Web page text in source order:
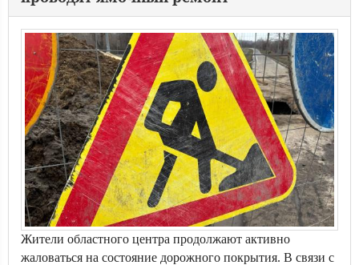
Жители областного центра продолжают активно
жаловаться на состояние дорожного покрытия. В связи с